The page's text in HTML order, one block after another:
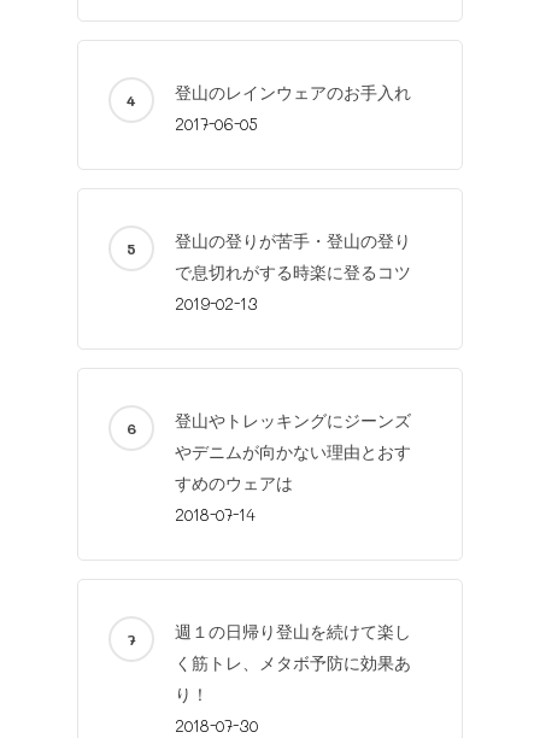
登山のレインウェアのお手入れ
2017-06-05
登山の登りが苦手・登山の登り
で息切れがする時楽に登るコツ
2019-02-13
登山やトレッキングにジーンズ
やデニムが向かない理由とおす
すめのウェアは
2018-07-14
週１の日帰り登山を続けて楽し
く筋トレ、メタボ予防に効果あ
り！
2018-07-30
Mountaineering
Knowledg
私の山道具
100 yen item
Man and Wife
Instagram
Facebook
Contact
Site map